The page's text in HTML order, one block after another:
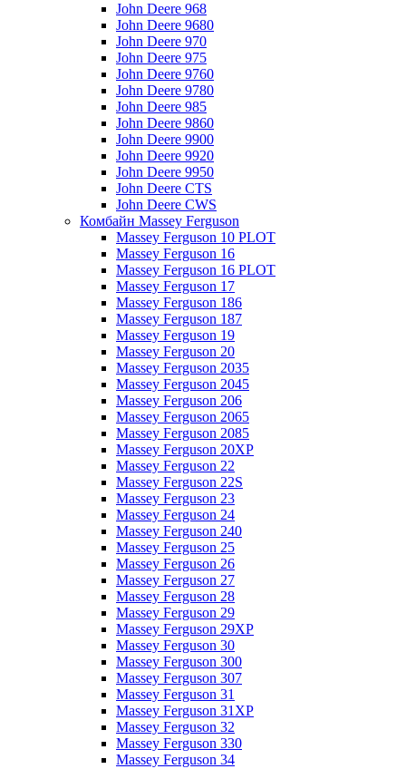
John Deere 968
John Deere 9680
John Deere 970
John Deere 975
John Deere 9760
John Deere 9780
John Deere 985
John Deere 9860
John Deere 9900
John Deere 9920
John Deere 9950
John Deere CTS
John Deere CWS
Комбайн Massey Ferguson
Massey Ferguson 10 PLOT
Massey Ferguson 16
Massey Ferguson 16 PLOT
Massey Ferguson 17
Massey Ferguson 186
Massey Ferguson 187
Massey Ferguson 19
Massey Ferguson 20
Massey Ferguson 2035
Massey Ferguson 2045
Massey Ferguson 206
Massey Ferguson 2065
Massey Ferguson 2085
Massey Ferguson 20XP
Massey Ferguson 22
Massey Ferguson 22S
Massey Ferguson 23
Massey Ferguson 24
Massey Ferguson 240
Massey Ferguson 25
Massey Ferguson 26
Massey Ferguson 27
Massey Ferguson 28
Massey Ferguson 29
Massey Ferguson 29XP
Massey Ferguson 30
Massey Ferguson 300
Massey Ferguson 307
Massey Ferguson 31
Massey Ferguson 31XP
Massey Ferguson 32
Massey Ferguson 330
Massey Ferguson 34